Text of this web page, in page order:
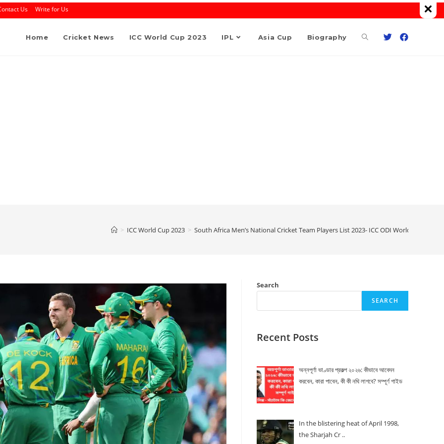
Us Write for Us
Home Cricket News ICC World Cup 2023 IPL Asia Cup Biography Toggle
> ICC World Cup 2023 > South Africa Men’s National Cricket Team Players List 2023- ICC ODI World Cup
Search
SEARCH
Recent Posts
অন্নপূর্ণা ভাণ্ডার প্রকল্প ২০২৬: কীভাবে আবেদন
করবেন, কারা পাবেন, কী কী নথি লাগবে? সম্পূর্ণ গাইড
In the blistering heat of April 1998,
the Sharjah Cr ..